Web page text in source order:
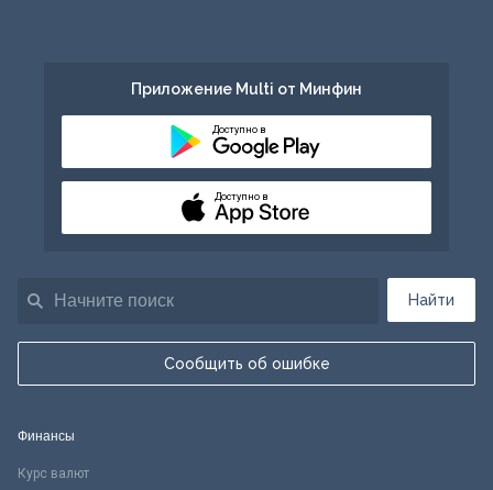
Найти
Сообщить об ошибке
Приложение Multi от Минфин
Доступно в
Доступно в
Финансы
Курс валют